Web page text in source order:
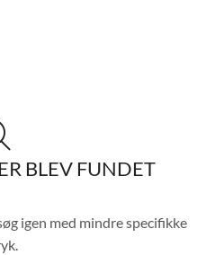
BLEV FUNDET
igen med mindre specifikke